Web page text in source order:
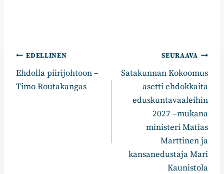
Artikkelien
selaus
EDELLINEN
Ehdolla piirijohtoon –
Timo Routakangas
SEURAAVA
Satakunnan Kokoomus
asetti ehdokkaita
eduskuntavaaleihin
2027 –mukana
ministeri Matias
Marttinen ja
kansanedustaja Mari
Kaunistola